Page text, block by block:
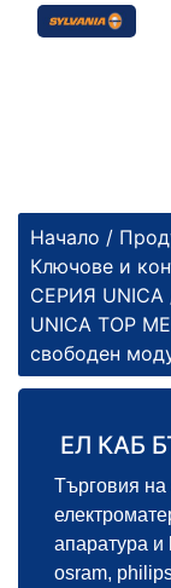
Начало /
Ключове и
СЕРИЯ UNICA
UNICA TOP
свободен
ЕЛ КАБ
Търговия
апаратура и
osram,